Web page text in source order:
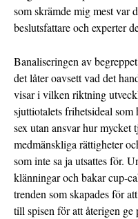
som skrämde mig mest var
beslutsfattare och experter
Banaliseringen av
det låter oavsett vad det
visar i vilken riktning
sjuttiotalets frihetsideal
sex utan ansvar hur mycket
medmänskliga rättigheter
som inte sa ja utsattes för.
klänningar och bakar cup-
trenden som skapades för
till spisen för att återigen ge